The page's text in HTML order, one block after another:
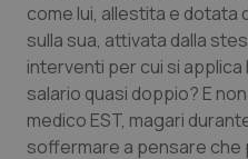
Marche
Molise
Donna & Salute
Epatiti
come lui, allestita e
sulla sua, attivata dalla
interventi per cui si applica
salario quasi doppio? E
medico EST, magari
soffermare a pensare che